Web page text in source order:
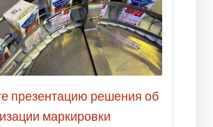
презентацию решения об
маркировки